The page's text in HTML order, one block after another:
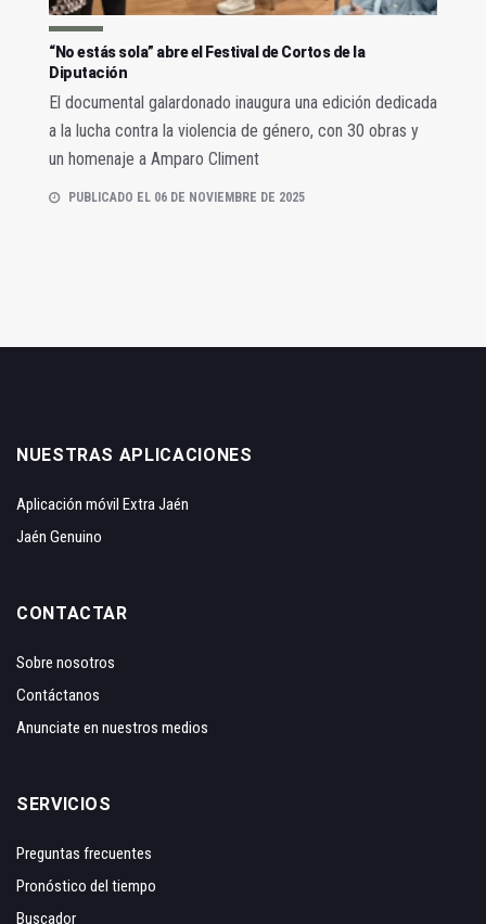
“No estás sola” abre el Festival de Cortos de la
Diputación
El documental galardonado inaugura una edición dedicada
a la lucha contra la violencia de género, con 30 obras y
un homenaje a Amparo Climent
PUBLICADO EL 06 DE NOVIEMBRE DE 2025
NUESTRAS APLICACIONES
Aplicación móvil Extra Jaén
Jaén Genuino
CONTACTAR
Sobre nosotros
Contáctanos
Anunciate en nuestros medios
SERVICIOS
Preguntas frecuentes
Pronóstico del tiempo
Buscador